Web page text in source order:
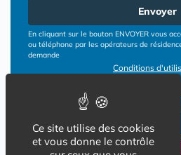
Envoyer
En cliquant sur le bouton ENVOYER vous
ou téléphone par les opérateurs de
demande
Conditions
INVESTIR EN
SENIOR
Ce site utilise des cookies
et vous donne le contrôle